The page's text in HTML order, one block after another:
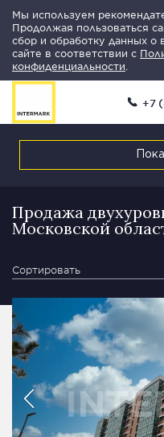
Мы используем
Продолжая пользоваться
сбор и обработку данных о
сайте в соответствии с
конфиденциальности
+7
Продажа
Московской
Сортировать